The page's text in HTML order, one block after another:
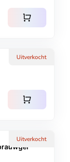
shopping_cart
Uitverkocht
shopping_cart
Uitverkocht
-